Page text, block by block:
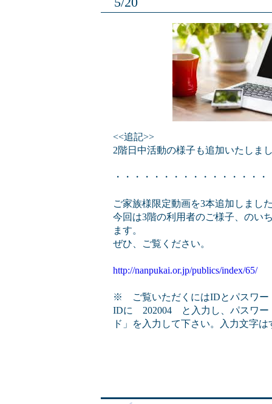
<<追記>>
2階日中活動の様子も追加いたしま
・・・・・・・・・・・・・・・・
ご家族様限定動画を3本追加しまし
今回は3階の利用者のご様子、のい
ます。
ぜひ、ご覧ください。
http://nanpukai.or.jp/publics/index/65/
※ ご覧いただくにはIDとパスワー
IDに 202004 と入力し、パスワー
ド」を入力して下さい。入力文字